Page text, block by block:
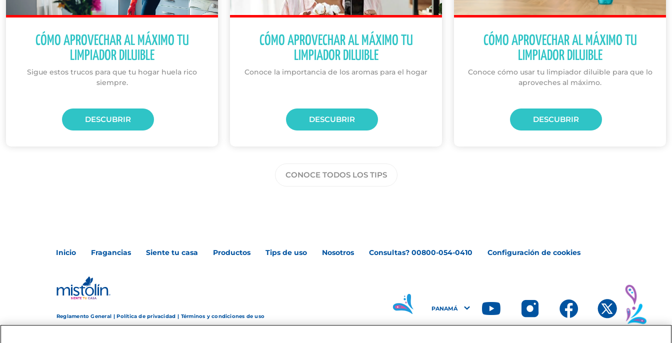
CÓMO APROVECHAR AL MÁXIMO TU
LIMPIADOR DILUIBLE
Sigue estos trucos para que tu hogar huela rico
siempre.
DESCUBRIR
CÓMO APROVECHAR AL MÁXIMO TU
LIMPIADOR DILUIBLE
Conoce la importancia de los aromas para el hogar
DESCUBRIR
CÓMO APROVECHAR AL MÁXIMO TU
LIMPIADOR DILUIBLE
Conoce cómo usar tu limpiador diluible para que lo
aproveches al máximo.
DESCUBRIR
CONOCE TODOS LOS TIPS
Inicio Fragancias Siente tu casa Productos Tips de uso Nosotros Consultas? 00800-054-0410 Configuración de cookies
Reglamento General |Política de privacidad | Términos y condiciones de uso
© Copyright 2025 The Clorox Company, Inc.
PANAMÁ